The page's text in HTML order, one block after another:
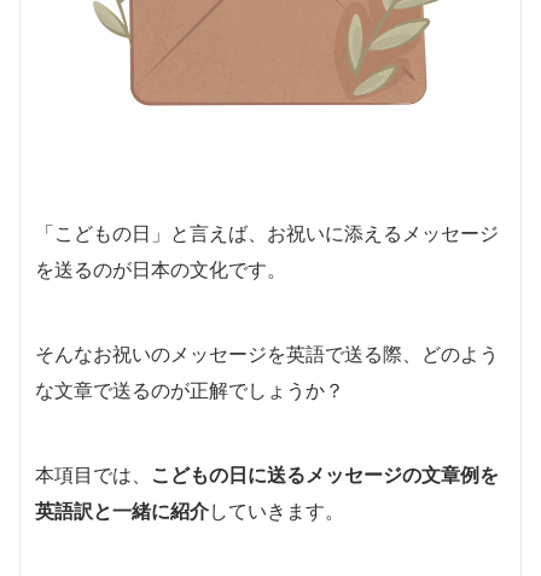
「こどもの日」と言えば、お祝いに添えるメッセージ
を送るのが日本の文化です。
そんなお祝いのメッセージを英語で送る際、どのよう
な文章で送るのが正解でしょうか？
本項目では、 こどもの日に送るメッセージの文章例を
英語訳と一緒に紹介していきます。